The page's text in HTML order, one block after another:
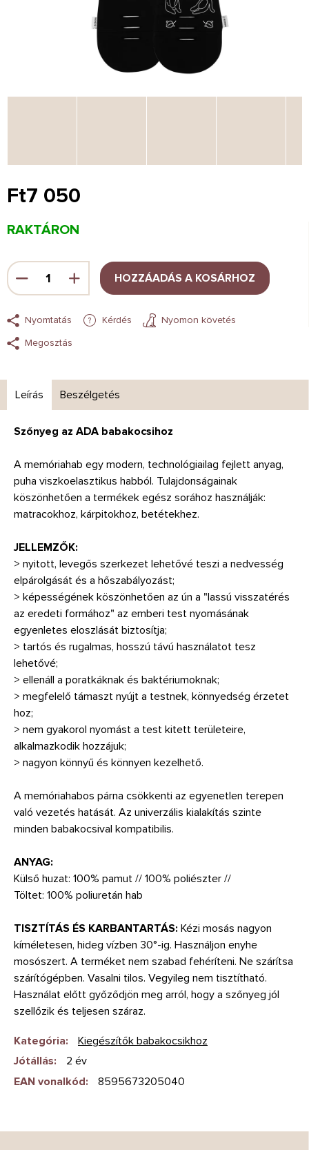
Ft7 050
Egységár:
RAKTÁRON
HOZZÁADÁS A KOSÁRHOZ
Nyomtatás Kérdés
Nyomon követés
Megosztás
Leírás Beszélgetés
Szőnyeg az ADA babakocsihoz
A memóriahab egy modern, technológiailag fejlett anyag,
puha viszkoelasztikus habból. Tulajdonságainak
köszönhetően a termékek egész sorához használják:
matracokhoz, kárpitokhoz, betétekhez.
JELLEMZŐK:
> nyitott, levegős szerkezet lehetővé teszi a nedvesség
elpárolgását és a hőszabályozást;
> képességének köszönhetően az ún a "lassú visszatérés
az eredeti formához" az emberi test nyomásának
egyenletes eloszlását biztosítja;
> tartós és rugalmas, hosszú távú használatot tesz
lehetővé;
> ellenáll a poratkáknak és baktériumoknak;
> megfelelő támaszt nyújt a testnek, könnyedség érzetet
hoz;
> nem gyakorol nyomást a test kitett területeire,
alkalmazkodik hozzájuk;
> nagyon könnyű és könnyen kezelhető.
A memóriahabos párna csökkenti az egyenetlen terepen
való vezetés hatását. Az univerzális kialakítás szinte
minden babakocsival kompatibilis.
ANYAG:
Külső huzat: 100% pamut // 100% poliészter //
Töltet: 100% poliuretán hab
TISZTÍTÁS ÉS KARBANTARTÁS: Kézi mosás nagyon
kíméletesen, hideg vízben 30°-ig. Használjon enyhe
mosószert. A terméket nem szabad fehéríteni. Ne szárítsa
szárítógépben. Vasalni tilos. Vegyileg nem tisztítható.
Használat előtt győződjön meg arról, hogy a szőnyeg jól
szellőzik és teljesen száraz.
Kategória:
Kiegészítők babakocsikhoz
Jótállás:
2 év
EAN vonalkód: 8595673205040